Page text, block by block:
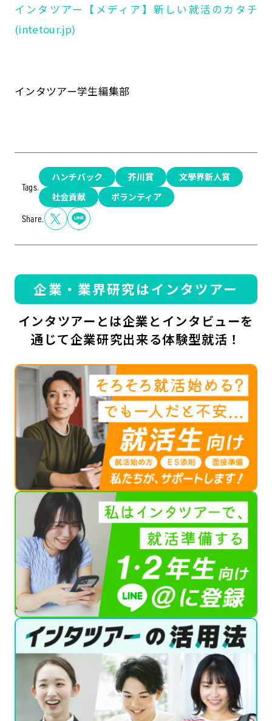
インタツアー【メディア】新しい就活のカタチ
(intetour.jp)
インタツアー学生編集部
Tags.
ハンチバック 芥川賞
文學界新人賞
社会貢献
ボランティア
Share.
企業・業界研究はインタツアー
インタツアーとは企業とインタビューを
通じて企業研究出来る体験型就活！